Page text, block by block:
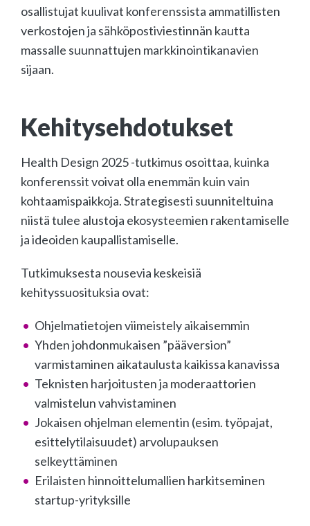
osallistujat kuulivat konferenssista ammatillisten
verkostojen ja sähköpostiviestinnän kautta
massalle suunnattujen markkinointikanavien
sijaan.
Kehitysehdotukset
Health Design 2025 -tutkimus osoittaa, kuinka
konferenssit voivat olla enemmän kuin vain
kohtaamispaikkoja. Strategisesti suunniteltuina
niistä tulee alustoja ekosysteemien rakentamiselle
ja ideoiden kaupallistamiselle.
Tutkimuksesta nousevia keskeisiä
kehityssuosituksia ovat:
Ohjelmatietojen viimeistely aikaisemmin
Yhden johdonmukaisen ”pääversion”
varmistaminen aikataulusta kaikissa kanavissa
Teknisten harjoitusten ja moderaattorien
valmistelun vahvistaminen
Jokaisen ohjelman elementin (esim. työpajat,
esittelytilaisuudet) arvolupauksen
selkeyttäminen
Erilaisten hinnoittelumallien harkitseminen
startup-yrityksille